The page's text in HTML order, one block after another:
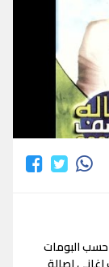
البومات